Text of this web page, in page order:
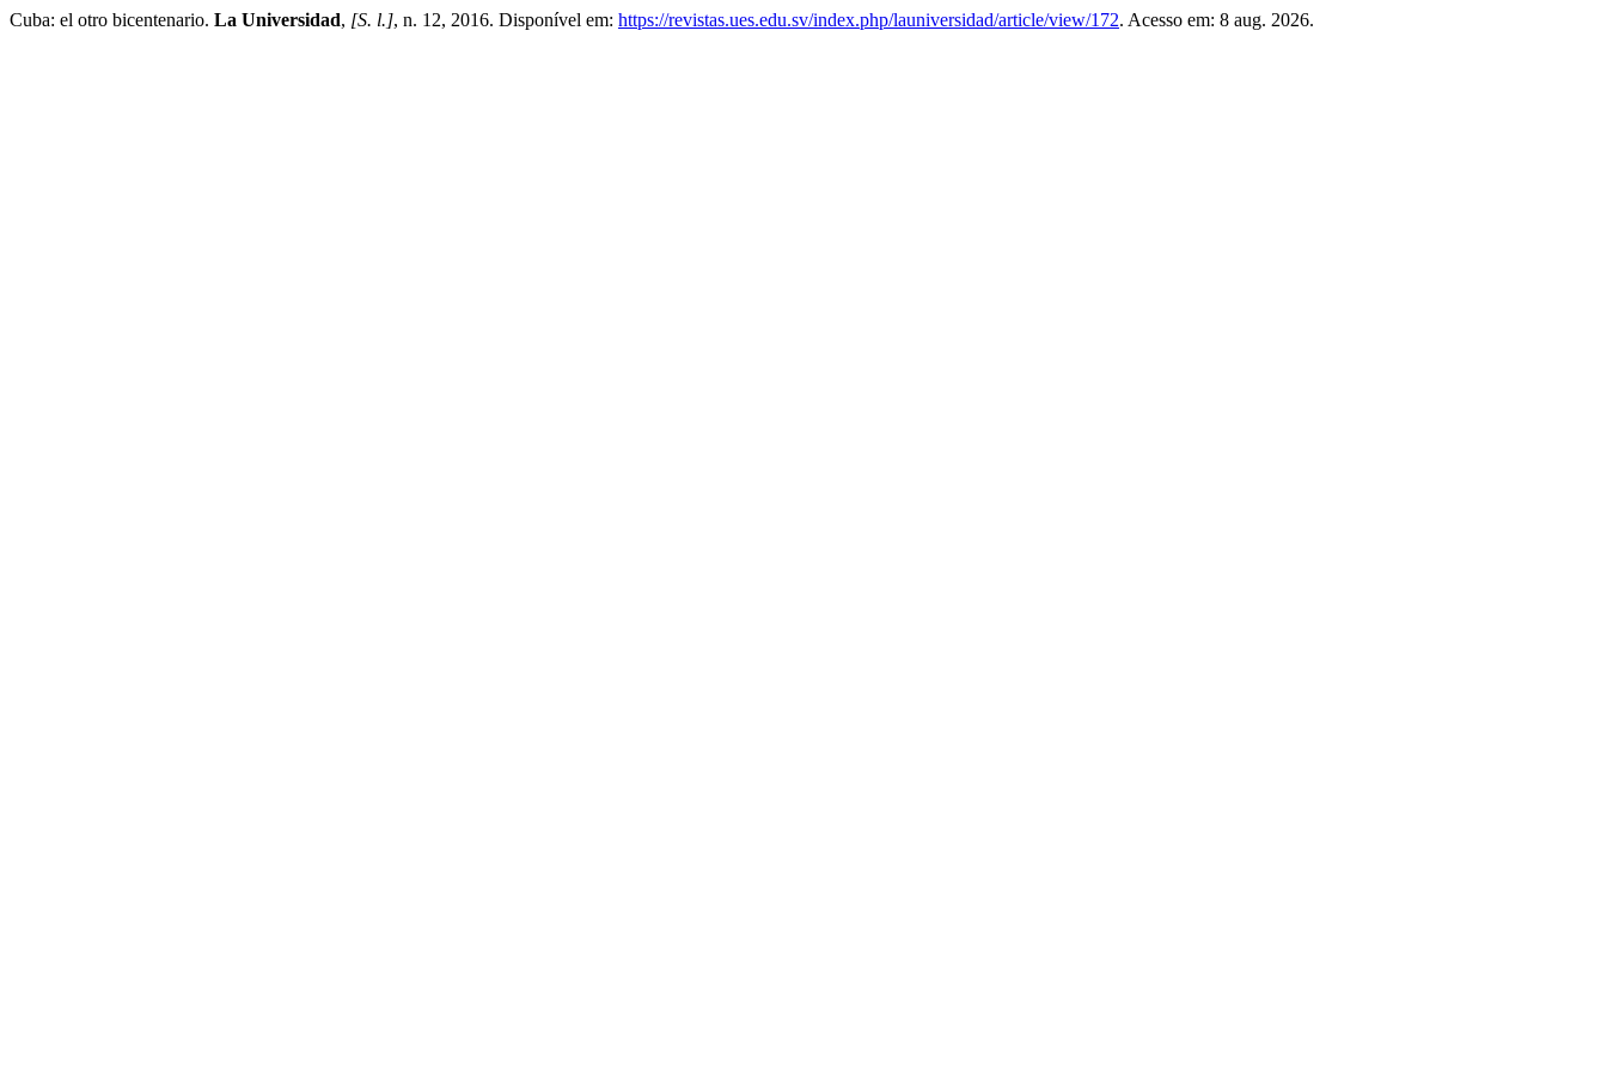
Cuba: el otro bicentenario. La Universidad, [S. l.], n. 12, 2016. Disponível em: https://revistas.ues.edu.sv/index.php/launiversidad/article/view/172. Acesso em: 8 aug. 2026.